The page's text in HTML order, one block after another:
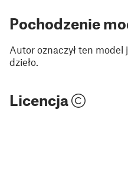
Pochodzenie
Autor oznaczył ten model
dzieło.
Licencja